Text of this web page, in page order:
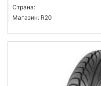
Страна:
Магазин: R20